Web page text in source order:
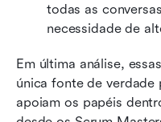
todas as
necessidade de
Em última análise,
única fonte de verdade
apoiam os papéis